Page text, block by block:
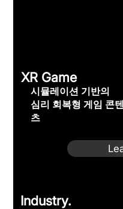
XR Game
시뮬레이션 기반의
심리 회복형 게임 콘텐
츠
Industry.